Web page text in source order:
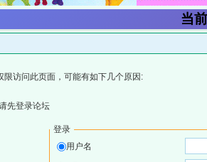
当
限访问此页面，可能有如下几个原因:
先登录论坛
登录
用户名